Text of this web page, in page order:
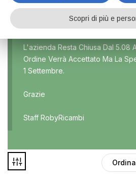
Marca
Modello
Auto usate
Culla
L'azienda Resta Chiusa Dal 5.08
Ordine Verrà Accettato Ma La
1 Settembre.
Grazie
Staff RobyRicambi
Scopri di più e